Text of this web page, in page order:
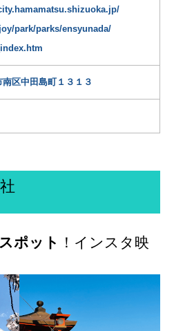
park/parks/ensyunada/
区中田島町１３１３
ポット
！インスタ映